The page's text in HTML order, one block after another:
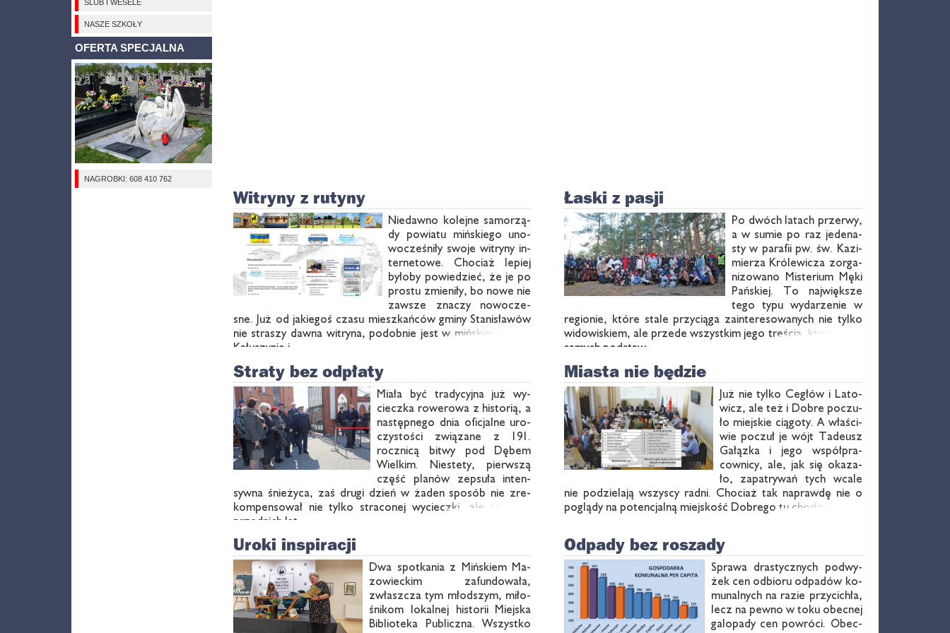
ŚLUB I WESELE
NASZE SZKOŁY
OFERTA SPECJALNA
NAGROBKI: 608 410 762
Witryny z rutyny
Nie­daw­no ko­lej­ne sa­mo­rzą­
dy po­wia­tu miń­skie­go uno­
wo­cze­śni­ły swo­je wi­try­ny in­
ter­ne­to­we. Cho­ciaż le­piej
by­ło­by po­wie­dzieć, że je po
pro­stu zmie­ni­ły, bo no­we nie
za­wsze zna­czy no­wo­cze­
sne. Już od ja­kie­goś cza­su miesz­kań­ców gmi­ny Sta­ni­sła­wów
nie stra­szy daw­na wi­try­na, po­dob­nie jest w miń­skiej gmi­nie,
Ka­łu­szy­nie i …
Łaski z pasji
Po dwóch la­tach prze­rwy,
a w su­mie po raz je­de­na­
sty w pa­ra­fii pw. św. Ka­zi­
mie­rza Kró­le­wi­cza zor­ga­
ni­zo­wa­no Mi­ste­rium Mę­ki
Pań­skiej. To naj­więk­sze
te­go ty­pu wy­da­rze­nie w
re­gio­nie, któ­re sta­le przy­cią­ga za­in­te­re­so­wa­nych nie tyl­ko
wi­do­wi­skiem, ale przede wszyst­kim je­go tre­ścią, któ­ra się­ga
sa­mych pod­staw …
Straty bez odpłaty
Mia­ła być tra­dy­cyj­na już wy­
ciecz­ka ro­we­ro­wa z hi­sto­rią, a
na­stęp­ne­go dnia ofi­cjal­ne uro­
czy­sto­ści zwią­za­ne z 191.
rocz­ni­cą bi­twy pod Dę­bem
Wiel­kim. Nie­ste­ty, pierw­szą
część pla­nów ze­psu­ła in­ten­
syw­na śnie­ży­ca, zaś dru­gi dzień w ża­den spo­sób nie zre­
kom­pen­so­wał nie tyl­ko stra­co­nej wy­ciecz­ki, ale też po­
przed­nich lat …
Miasta nie będzie
Już nie tyl­ko Ce­głów i La­to­
wicz, ale też i Do­bre po­czu­
ło miej­skie cią­go­ty. A wła­ści­
wie po­czuł je wójt Ta­de­usz
Ga­łąz­ka i je­go współ­pra­
cow­ni­cy, ale, jak się oka­za­
ło, za­pa­try­wań tych wca­le
nie po­dzie­la­ją wszy­scy rad­ni. Cho­ciaż tak na­praw­dę nie o
po­glą­dy na po­ten­cjal­ną miej­skość Do­bre­go tu cho­dzi…
Uroki inspiracji
Dwa spo­tka­nia z Miń­skiem Ma­
zo­wiec­kim za­fun­do­wa­ła,
zwłasz­cza tym młod­szym, mi­ło­
śni­kom lo­kal­nej hi­sto­rii Miej­ska
Bi­blio­te­ka Pu­blicz­na. Wszyst­ko
Odpady bez roszady
Spra­wa dra­stycz­nych pod­wy­
żek cen od­bio­ru od­pa­dów ko­
mu­nal­nych na ra­zie przy­ci­chła,
lecz na pew­no w to­ku obec­nej
ga­lo­pa­dy cen po­wró­ci. Obec­